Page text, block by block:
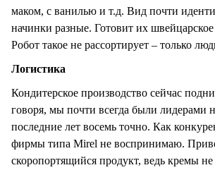
маком, с ванилью и т.д. Вид почти
начинки разные. Готовит их
Робот такое не рассортирует – только
Логистика
Кондитерское производство сейчас
говоря, мы почти всегда были лидерами
последние лет восемь точно. Как
фирмы типа Mirel не воспринимаю.
скоропортящийся продукт, ведь кремы не